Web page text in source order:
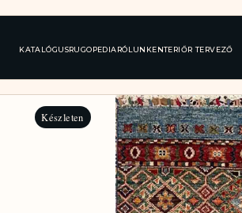
KATALÓGUSRUGOPEDIARÓLUNKENTERIŐR TERVEZŐ
Készleten